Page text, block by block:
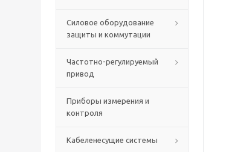
Силовое оборудование
защиты и коммутации
Частотно-регулируемый
привод
Приборы измерения и
контроля
Кабеленесущие системы